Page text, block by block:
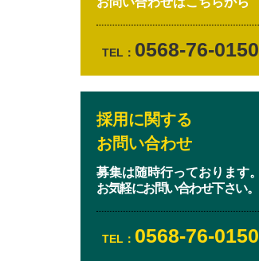
TEL： 0568-76-0150
採用に関する
お問い合わせ
募集は随時行っております。
お気軽にお問い合わせ下さい。
TEL： 0568-76-0150